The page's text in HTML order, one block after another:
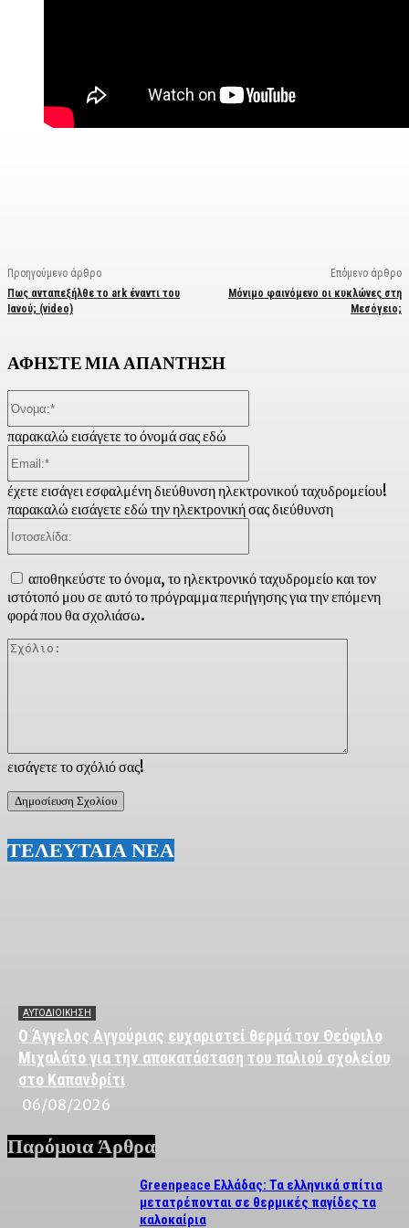
Προηγούμενο άρθρο
Πως ανταπεξήλθε το ark έναντι του
Ιανού; (video)
Επόμενο άρθρο
Μόνιμο φαινόμενο οι κυκλώνες στη
Μεσόγειο;
ΑΦΗΣΤΕ ΜΙΑ ΑΠΑΝΤΗΣΗ
εισάγετε το σχόλιό σας!
παρακαλώ εισάγετε το όνομά σας εδώ
έχετε εισάγει εσφαλμένη διεύθυνση ηλεκτρονικού ταχυδρομείου!
παρακαλώ εισάγετε εδώ την ηλεκτρονική σας διεύθυνση
αποθηκεύστε το όνομα, το ηλεκτρονικό ταχυδρομείο και τον
ιστότοπό μου σε αυτό το πρόγραμμα περιήγησης για την επόμενη
φορά που θα σχολιάσω.
ΤΕΛΕΥΤΑΙΑ ΝΕΑ
ΑΥΤΟΔΙΟΙΚΗΣΗ
Ο Άγγελος Αγγούριας ευχαριστεί θερμά τον Θεόφιλο
Μιχαλάτο για την αποκατάσταση του παλιού σχολείου
στο Καπανδρίτι
06/08/2026
Παρόμοια Άρθρα
Greenpeace Ελλάδας: Τα ελληνικά σπίτια
μετατρέπονται σε θερμικές παγίδες τα
καλοκαίρια